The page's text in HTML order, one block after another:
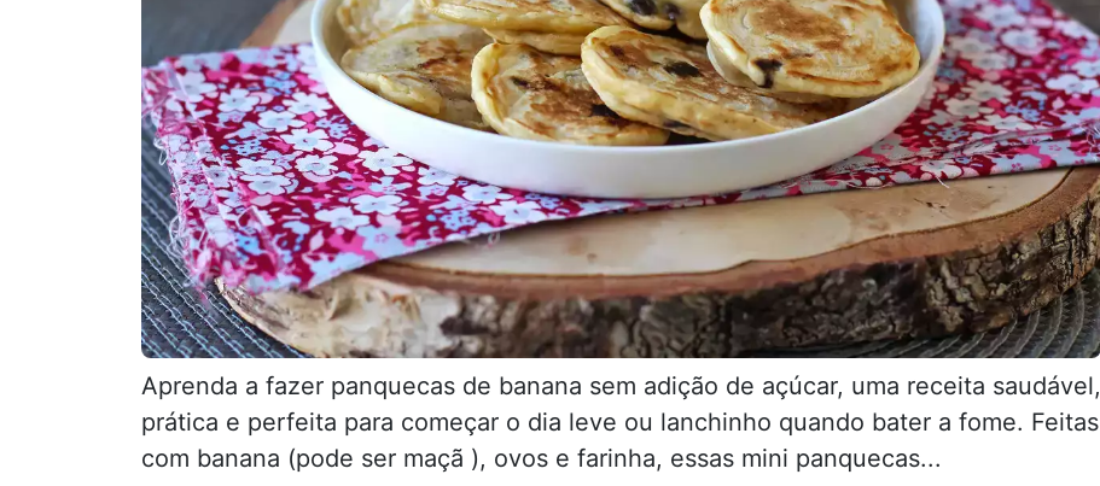
Aprenda a fazer panquecas de banana sem adição de açúcar, uma receita saudável,
prática e perfeita para começar o dia leve ou lanchinho quando bater a fome. Feitas
com banana (pode ser maçã ), ovos e farinha, essas mini panquecas...